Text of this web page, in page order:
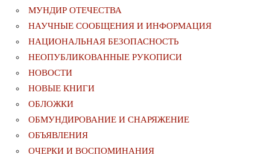
МУНДИР ОТЕЧЕСТВА
НАУЧНЫЕ СООБЩЕНИЯ И ИНФОРМАЦИЯ
НАЦИОНАЛЬНАЯ БЕЗОПАСНОСТЬ
НЕОПУБЛИКОВАННЫЕ РУКОПИСИ
НОВОСТИ
НОВЫЕ КНИГИ
ОБЛОЖКИ
ОБМУНДИРОВАНИЕ И СНАРЯЖЕНИЕ
ОБЪЯВЛЕНИЯ
ОЧЕРКИ И ВОСПОМИНАНИЯ